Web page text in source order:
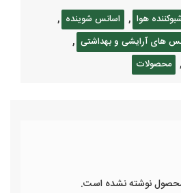
هوا , اسانس شوینده ,
های آرایشی و بهداشتی ,
, محصولات
نوشته نشده است.